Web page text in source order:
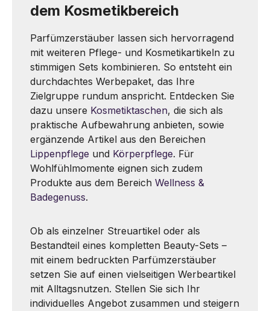
dem Kosmetikbereich
Parfümzerstäuber lassen sich hervorragend
mit weiteren Pflege- und Kosmetikartikeln zu
stimmigen Sets kombinieren. So entsteht ein
durchdachtes Werbepaket, das Ihre
Zielgruppe rundum anspricht. Entdecken Sie
dazu unsere Kosmetiktaschen, die sich als
praktische Aufbewahrung anbieten, sowie
ergänzende Artikel aus den Bereichen
Lippenpflege und Körperpflege. Für
Wohlfühlmomente eignen sich zudem
Produkte aus dem Bereich Wellness &
Badegenuss.
Ob als einzelner Streuartikel oder als
Bestandteil eines kompletten Beauty-Sets –
mit einem bedruckten Parfümzerstäuber
setzen Sie auf einen vielseitigen Werbeartikel
mit Alltagsnutzen. Stellen Sie sich Ihr
individuelles Angebot zusammen und steigern